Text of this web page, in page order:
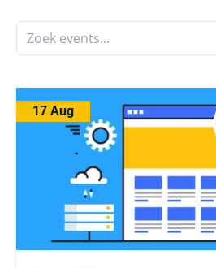
Zoek events...
17 Aug